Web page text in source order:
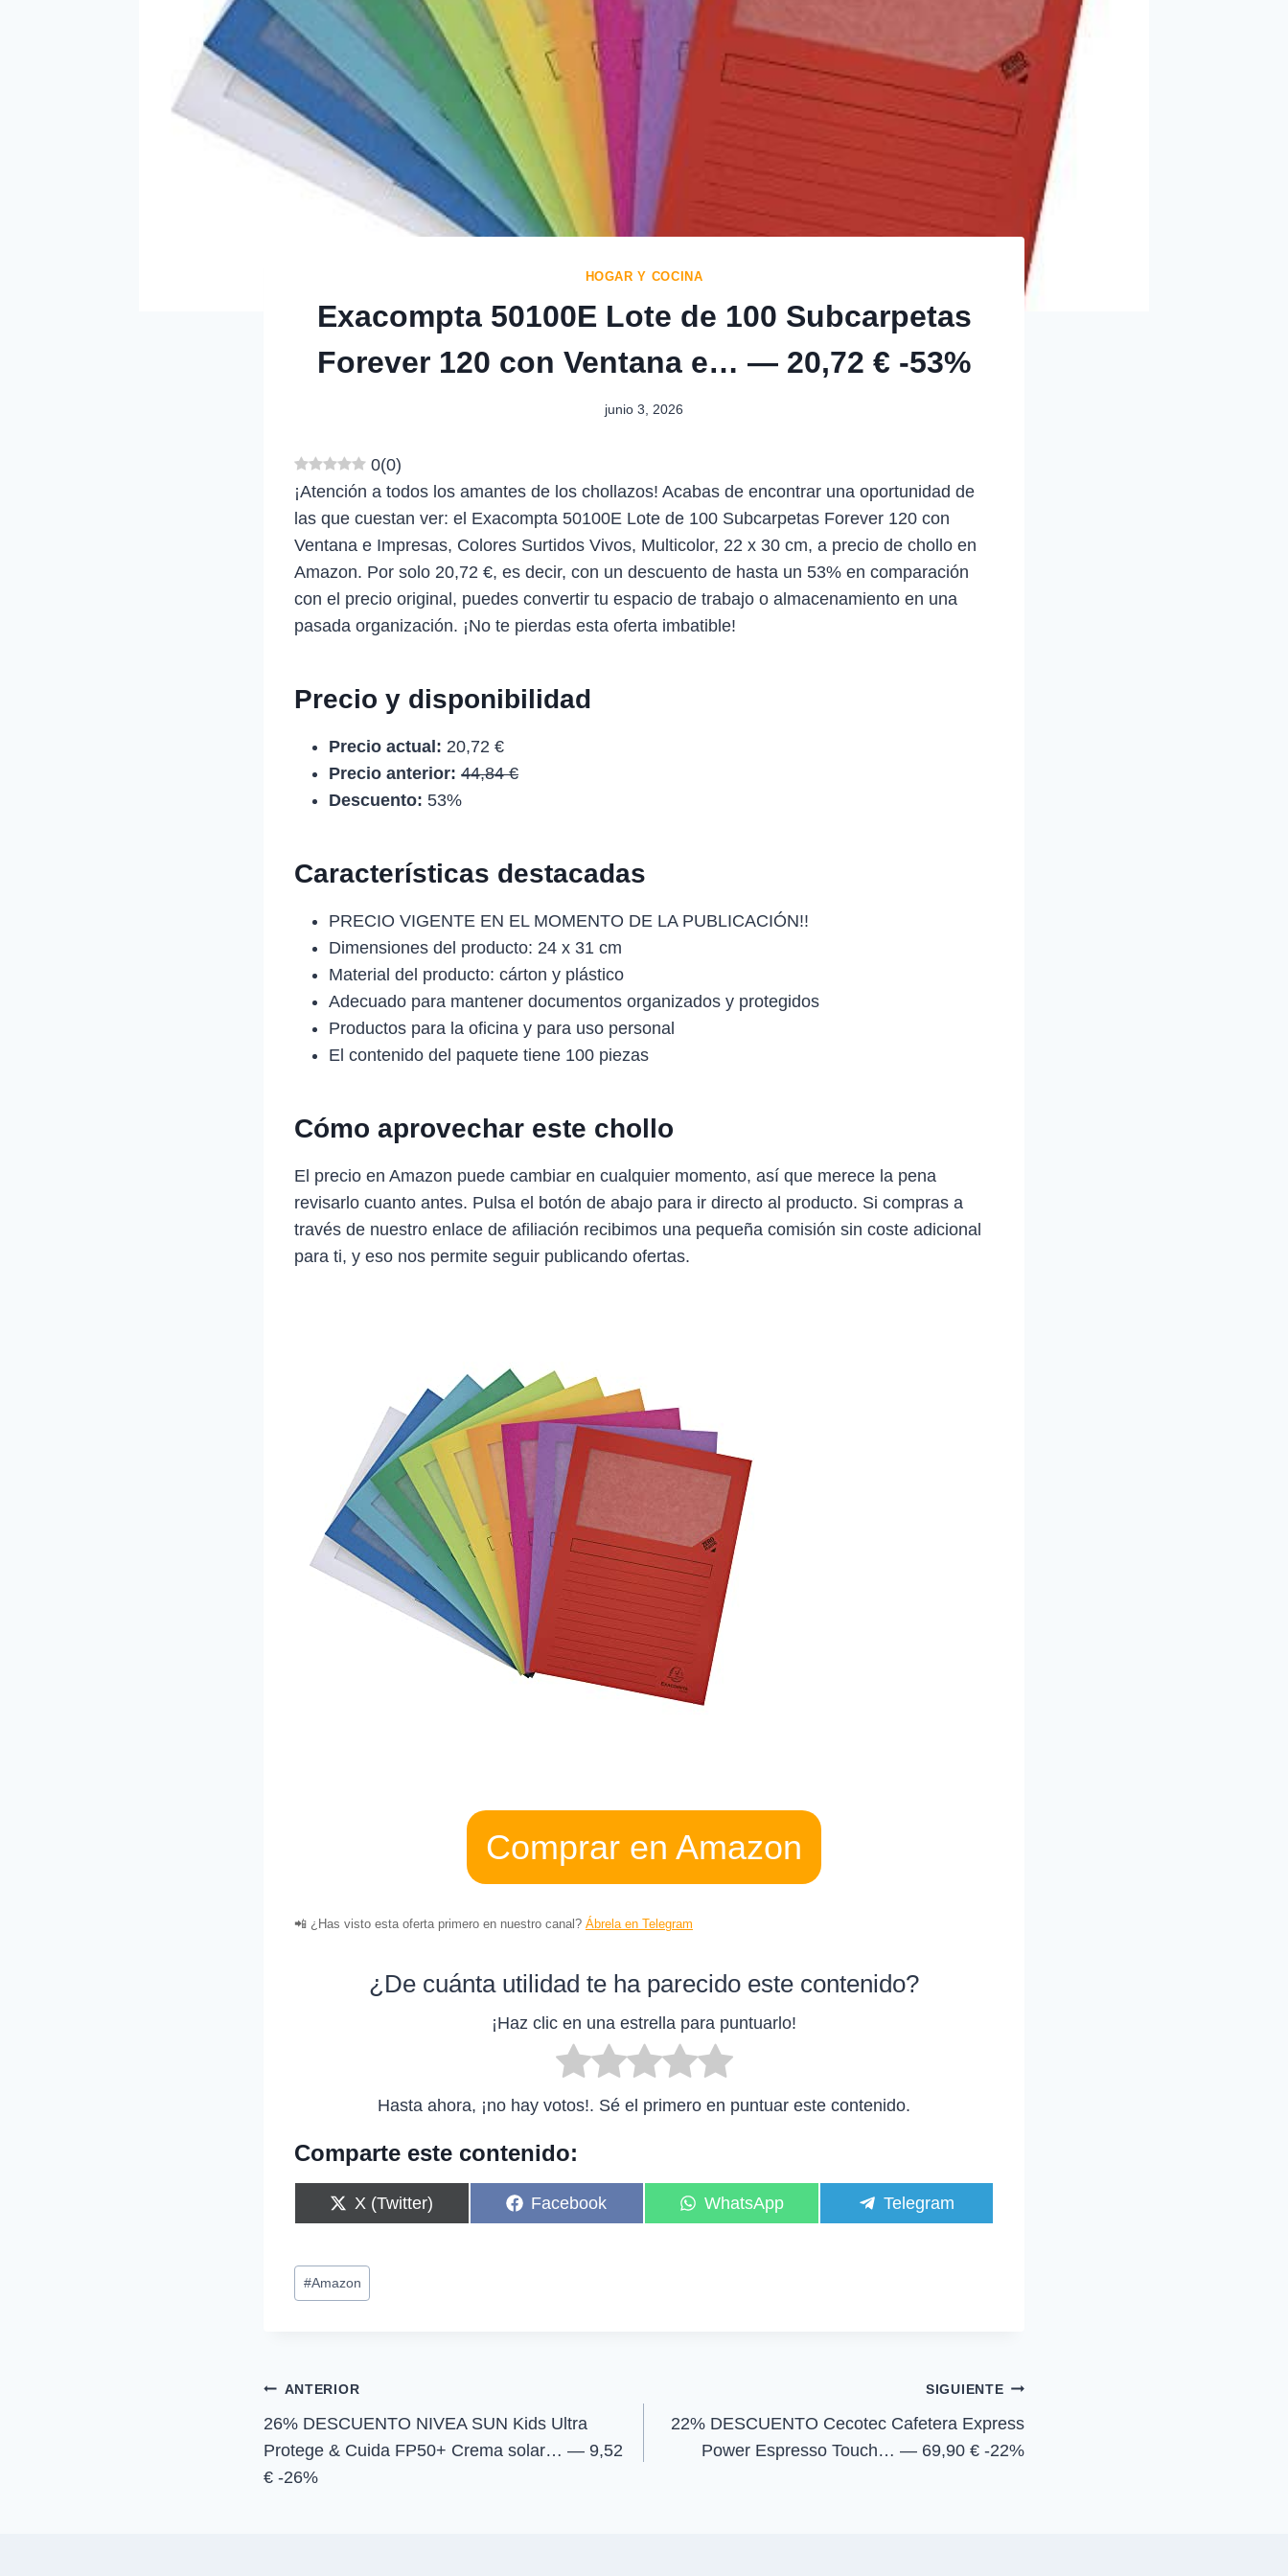
HOGAR Y COCINA
Exacompta 50100E Lote de 100 Subcarpetas
Forever 120 con Ventana e… — 20,72 € -53%
junio 3, 2026
0(0)
¡Atención a todos los amantes de los chollazos! Acabas de encontrar una oportunidad de
las que cuestan ver: el Exacompta 50100E Lote de 100 Subcarpetas Forever 120 con
Ventana e Impresas, Colores Surtidos Vivos, Multicolor, 22 x 30 cm, a precio de chollo en
Amazon. Por solo 20,72 €, es decir, con un descuento de hasta un 53% en comparación
con el precio original, puedes convertir tu espacio de trabajo o almacenamiento en una
pasada organización. ¡No te pierdas esta oferta imbatible!
Precio y disponibilidad
Precio actual: 20,72 €
Precio anterior: 44,84 €
Descuento: 53%
Características destacadas
PRECIO VIGENTE EN EL MOMENTO DE LA PUBLICACIÓN!!
Dimensiones del producto: 24 x 31 cm
Material del producto: cárton y plástico
Adecuado para mantener documentos organizados y protegidos
Productos para la oficina y para uso personal
El contenido del paquete tiene 100 piezas
Cómo aprovechar este chollo
El precio en Amazon puede cambiar en cualquier momento, así que merece la pena
revisarlo cuanto antes. Pulsa el botón de abajo para ir directo al producto. Si compras a
través de nuestro enlace de afiliación recibimos una pequeña comisión sin coste adicional
para ti, y eso nos permite seguir publicando ofertas.
Comprar en Amazon
📲 ¿Has visto esta oferta primero en nuestro canal? Ábrela en Telegram
¿De cuánta utilidad te ha parecido este contenido?
¡Haz clic en una estrella para puntuarlo!
Hasta ahora, ¡no hay votos!. Sé el primero en puntuar este contenido.
Comparte este contenido:
C
o
a
r
t
X (Twitter)
C
o
Facebook
C
o
WhatsApp
C
o
Telegram
Etiquetas
de
#Amazon
Navegación
de
entradas
ANTERIOR
26% DESCUENTO NIVEA SUN Kids Ultra
Protege & Cuida FP50+ Crema solar… — 9,52
€ -26%
SIGUIENTE
22% DESCUENTO Cecotec Cafetera Express
Power Espresso Touch… — 69,90 € -22%